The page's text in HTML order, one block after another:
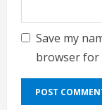
Save my
browser for